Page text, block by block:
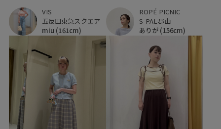
VIS
五反田東急スクエア
miu (161cm)
ROPÉ PICNIC
S-PAL郡山
ありが (156cm)